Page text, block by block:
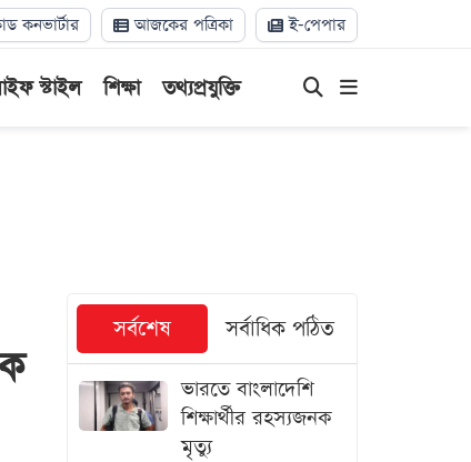
কনভার্টার আজকের পত্রিকা ই-পেপার
স্টাইল শিক্ষা তথ্যপ্রযুক্তি
সর্বশেষ সর্বাধিক পঠিত
ভারতে বাংলাদেশি
শিক্ষার্থীর রহস্যজনক
মৃত্যু